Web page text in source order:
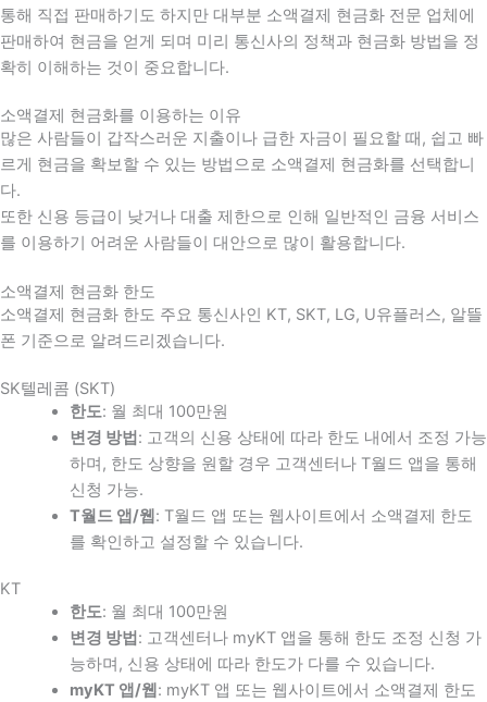
통해 직접 판매하기도 하지만 대부분 소액결제 현금화 전문 업체에
판매하여 현금을 얻게 되며 미리 통신사의 정책과 현금화 방법을 정
확히 이해하는 것이 중요합니다.
소액결제 현금화를 이용하는 이유
많은 사람들이 갑작스러운 지출이나 급한 자금이 필요할 때 , 쉽고 빠
르게 현금을 확보할 수 있는 방법으로 소액결제 현금화를 선택합니
다.
또한 신용 등급이 낮거나 대출 제한으로 인해 일반적인 금융 서비스
를 이용하기 어려운 사람들이 대안으로 많이 활용합니다.
소액결제 현금화 한도
소액결제 현금화 한도 주요 통신사인 KT, SKT, LG, U유플러스, 알뜰
폰 기준으로 알려드리겠습니다.
SK텔레콤 (SKT)
한도: 월 최대 100만원
변경 방법 : 고객의 신용 상태에 따라 한도 내에서 조정 가능
하며, 한도 상향을 원할 경우 고객센터나 T월드 앱을 통해
신청 가능.
T월드 앱/웹 : T월드 앱 또는 웹사이트에서 소액결제 한도
를 확인하고 설정할 수 있습니다.
KT
한도: 월 최대 100만원
변경 방법 : 고객센터나 myKT 앱을 통해 한도 조정 신청 가
능하며, 신용 상태에 따라 한도가 다를 수 있습니다.
myKT 앱/웹 : myKT 앱 또는 웹사이트에서 소액결제 한도